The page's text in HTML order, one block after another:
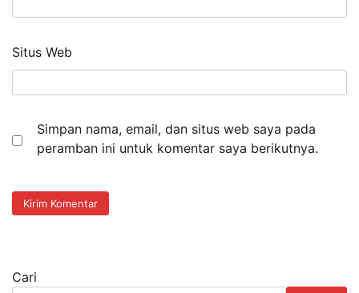
Situs Web
Simpan nama, email, dan situs web saya pada
peramban ini untuk komentar saya berikutnya.
Cari